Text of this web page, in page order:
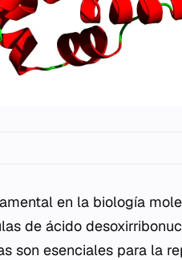
en la biología
de ácido
son esenciales para la